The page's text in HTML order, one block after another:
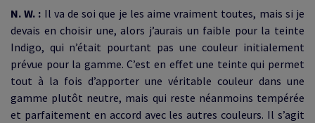
N. W. : Il va de soi que je les aime vraiment toutes, mais si je
devais en choisir une, alors j’aurais un faible pour la teinte
Indigo, qui n’était pourtant pas une couleur initialement
prévue pour la gamme. C’est en effet une teinte qui permet
tout à la fois d’apporter une véritable couleur dans une
gamme plutôt neutre, mais qui reste néanmoins tempérée
et parfaitement en accord avec les autres couleurs. Il s’agit